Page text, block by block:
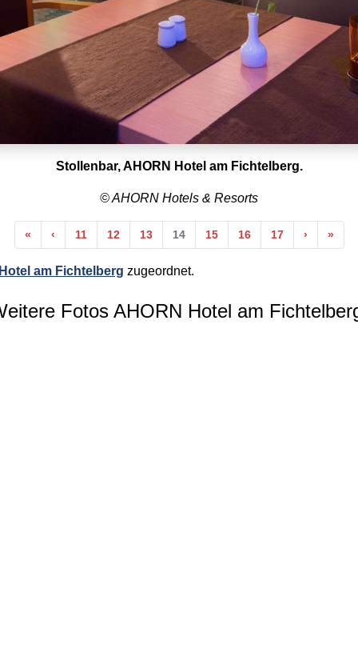
Stollenbar, AHORN Hotel am Fichtelberg.
© AHORN Hotels & Resorts
«Anfang
‹Vorherige
11 12 13 14 15 16 17 ›Nächste
»
am Fichtelberg zugeordnet.
Fotos AHORN Hotel am